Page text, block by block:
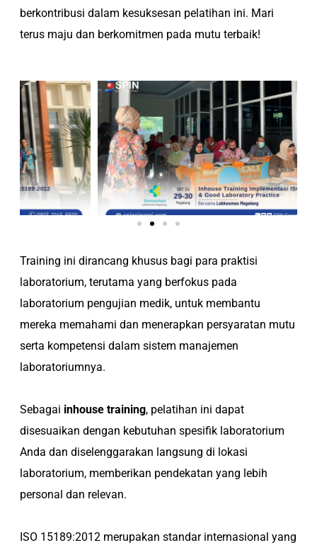
berkontribusi dalam kesuksesan pelatihan ini. Mari
terus maju dan berkomitmen pada mutu terbaik!
Training ini dirancang khusus bagi para praktisi
laboratorium, terutama yang berfokus pada
laboratorium pengujian medik, untuk membantu
mereka memahami dan menerapkan persyaratan mutu
serta kompetensi dalam sistem manajemen
laboratoriumnya.
Sebagai inhouse training, pelatihan ini dapat
disesuaikan dengan kebutuhan spesifik laboratorium
Anda dan diselenggarakan langsung di lokasi
laboratorium, memberikan pendekatan yang lebih
personal dan relevan.
ISO 15189:2012 merupakan standar internasional yang